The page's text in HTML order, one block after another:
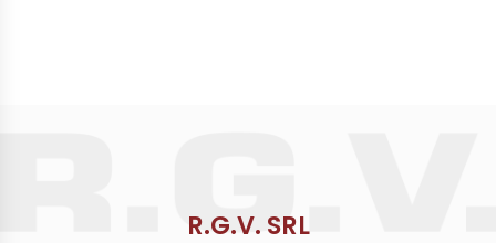
R.G.V. SRL